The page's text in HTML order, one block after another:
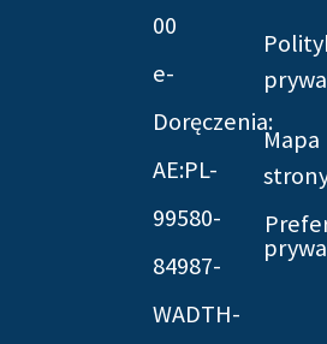
00
e-
Doręczenia:
AE:PL-
99580-
84987-
WADTH-
Mapa